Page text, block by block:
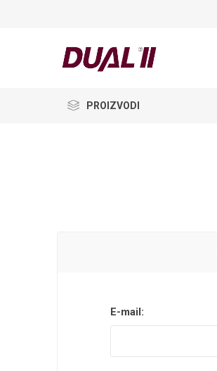
PROIZVODI
E-mail: